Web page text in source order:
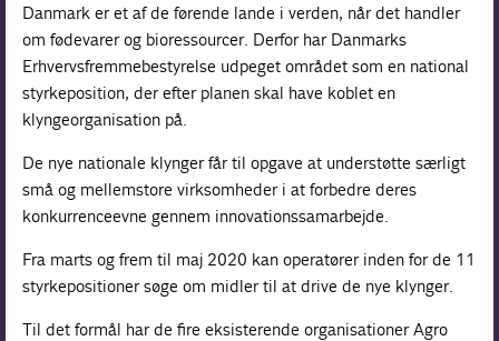
Danmark er et af de førende lande i verden, når det handler
om fødevarer og bioressourcer. Derfor har Danmarks
Erhvervsfremmebestyrelse udpeget området som en national
styrkeposition, der efter planen skal have koblet en
klyngeorganisation på.
De nye nationale klynger får til opgave at understøtte særligt
små og mellemstore virksomheder i at forbedre deres
konkurrenceevne gennem innova­tionssamarbejde.
Fra marts og frem til maj 2020 kan operatører inden for de 11
styrkepositioner søge om midler til at drive de nye klynger.
Til det formål har de fire eksisterende organisationer Agro